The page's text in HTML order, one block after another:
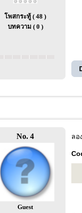
โพสกระทู้ ( 48 )
บทความ ( 0 )
No. 4
Guest
ลอ